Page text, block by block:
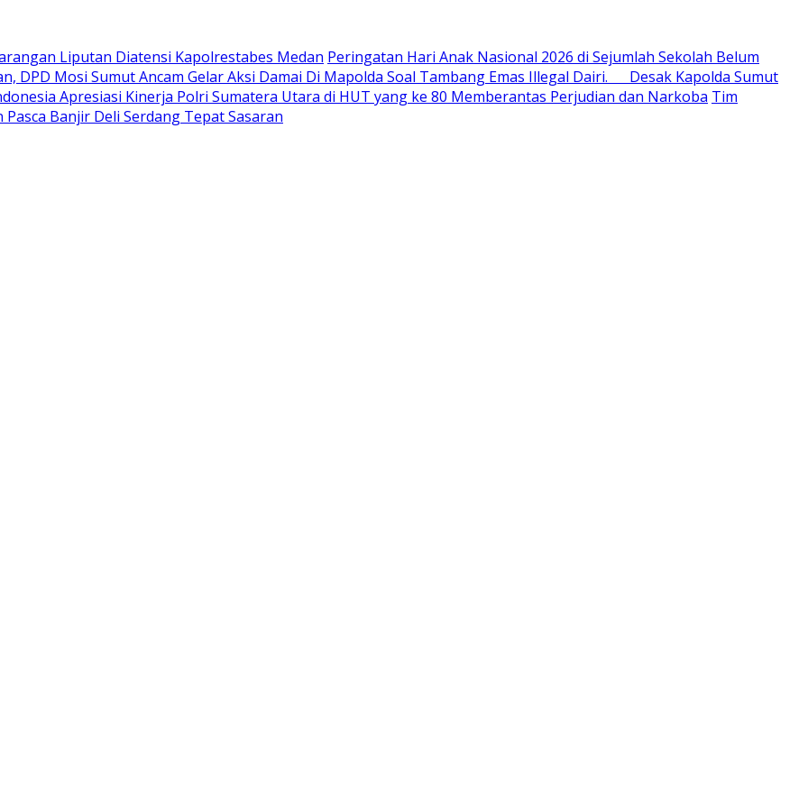
Liputan Diatensi Kapolrestabes Medan Peringatan Hari Anak Nasional 2026 di Sejumlah Sekolah Belum
DPD Mosi Sumut Ancam Gelar Aksi Damai Di Mapolda Soal Tambang Emas Illegal Dairi. Desak Kapolda Sumut
Apresiasi Kinerja Polri Sumatera Utara di HUT yang ke 80 Memberantas Perjudian dan Narkoba Tim
Banjir Deli Serdang Tepat Sasaran